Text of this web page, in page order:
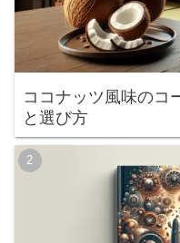
ココナッツ風味のコ
と選び方